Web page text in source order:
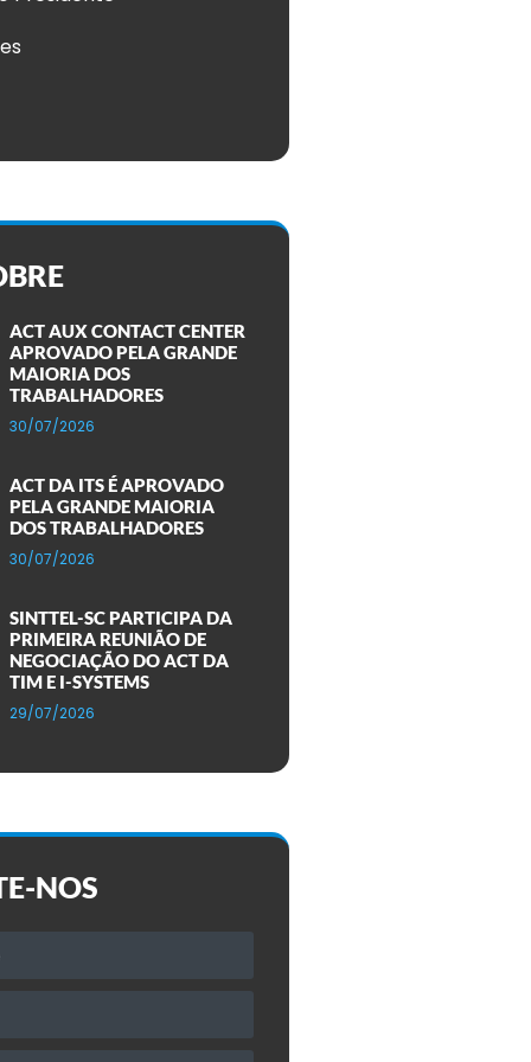
ACT AUX CONTACT CENTER
APROVADO PELA GRANDE
MAIORIA DOS
TRABALHADORES
30/07/2026
ACT DA ITS É APROVADO
PELA GRANDE MAIORIA
DOS TRABALHADORES
30/07/2026
SINTTEL-SC PARTICIPA DA
PRIMEIRA REUNIÃO DE
NEGOCIAÇÃO DO ACT DA
TIM E I-SYSTEMS
29/07/2026
NOS